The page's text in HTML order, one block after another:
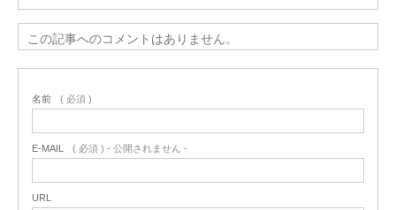
この記事へのコメントはありません。
名前 ( 必須 )
E-MAIL ( 必須 ) - 公開されません -
URL